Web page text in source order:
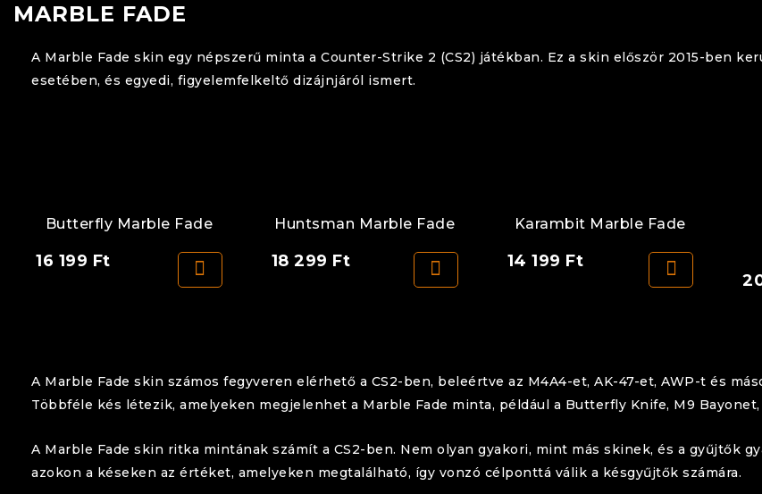
MARBLE FADE
A Marble Fade skin egy népszerű minta a Counter-Strike 2 (CS2) játékban. Ez a skin először 2015-ben
esetében, és egyedi, figyelemfelkeltő dizájnjáról ismert.
Butterfly Marble Fade
16 199 Ft
Huntsman Marble Fade
18 299 Ft
Karambit Marble Fade
14 199 Ft
A Marble Fade skin számos fegyveren elérhető a CS2-ben, beleértve az M4A4-et, AK-47-et, AWP-t és
Többféle kés létezik, amelyeken megjelenhet a Marble Fade minta, például a Butterfly Knife, M9 Bayonet,
A Marble Fade skin ritka mintának számít a CS2-ben. Nem olyan gyakori, mint más skinek, és a gyűjtők
azokon a késeken az értéket, amelyeken megtalálható, így vonzó célponttá válik a késgyűjtők számára.